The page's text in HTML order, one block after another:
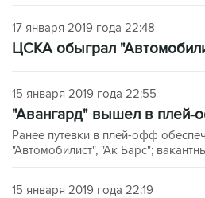
17 января 2019 года 22:48
ЦСКА обыграл
15 января 2019 года 22:55
"Авангард" вышел в
Ранее путевки в плей-офф
"Автомобилист", "Ак Барс";
15 января 2019 года 22:19